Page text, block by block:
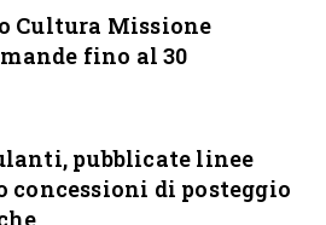
Cultura Missione
fino al 30
pubblicate linee
concessioni di posteggio